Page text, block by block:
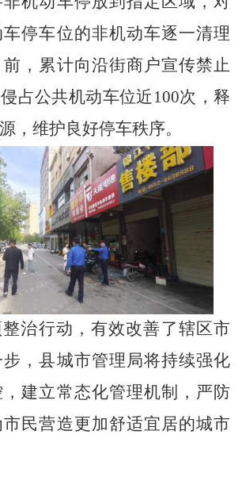
车停车位的非机动车逐一清理
，累计向沿街商户宣传禁止
占公共机动车位近100次 ，释
，维护良好停车秩序。
治行动，有效改善了辖区市
步，县城市管理 局将持续强化
，建立常态化管理机制，严防
市民营造更加舒适宜居的城市